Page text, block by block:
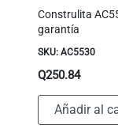
Construlita
garantía
SKU: AC5530
Q250.84
Añadir al